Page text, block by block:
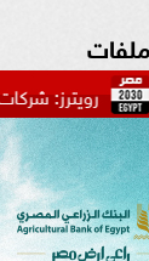
شركات صينية